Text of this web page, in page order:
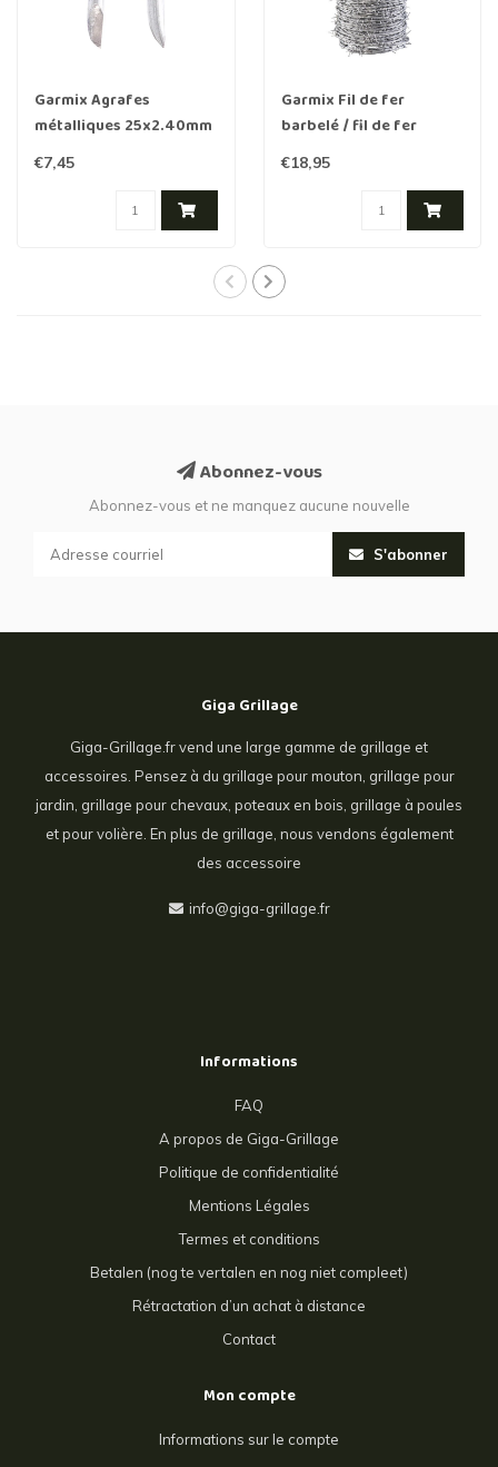
Garmix Agrafes
métalliques 25x2.40mm
250 pièces
€7,45
Garmix Fil de fer
barbelé / fil de fer
pointu 50m (2 fils 1,7mm)
€18,95
Abonnez-vous
Abonnez-vous et ne manquez aucune nouvelle
S'abonner
Giga Grillage
Giga-Grillage.fr vend une large gamme de grillage et
accessoires. Pensez à du grillage pour mouton, grillage pour
jardin, grillage pour chevaux, poteaux en bois, grillage à poules
et pour volière. En plus de grillage, nous vendons également
des accessoire
info@giga-grillage.fr
Informations
FAQ
A propos de Giga-Grillage
Politique de confidentialité
Mentions Légales
Termes et conditions
Betalen (nog te vertalen en nog niet compleet)
Rétractation d’un achat à distance
Contact
Mon compte
Informations sur le compte